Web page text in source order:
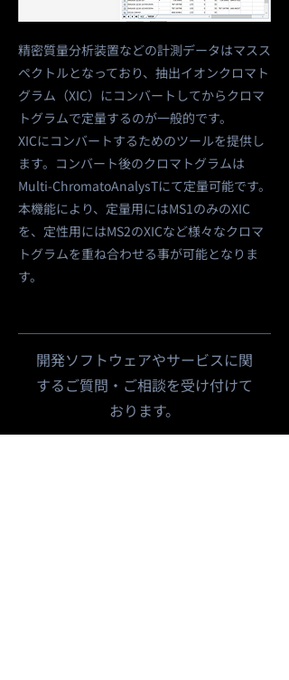
精密質量分析装置などの計測データはマスス
ペクトルとなっており、抽出イオンクロマト
グラム（XIC）にコンバートしてからクロマ
トグラムで定量するのが一般的です。
XICにコンバートするためのツールを提供し
ます。コンバート後のクロマトグラムは
Multi-ChromatoAnalysTにて定量可能です。
​本機能により、定量用にはMS1のみのXIC
を、定性用にはMS2のXICなど様々なクロマ
トグラムを重ね合わせる事が可能となりま
す。
​開発ソフトウェアやサービスに関
するご質問・ご相談を受け付けて
おります。